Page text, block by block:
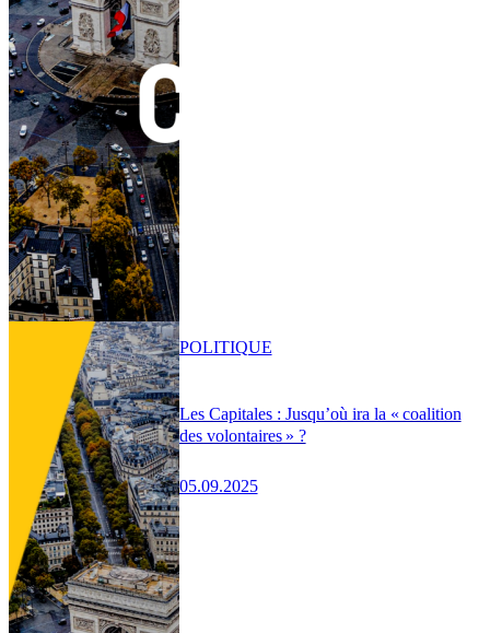
Les Capitales : Jusqu’où ira la « coalition
des volontaires » ?
05.09.2025
POLITIQUE